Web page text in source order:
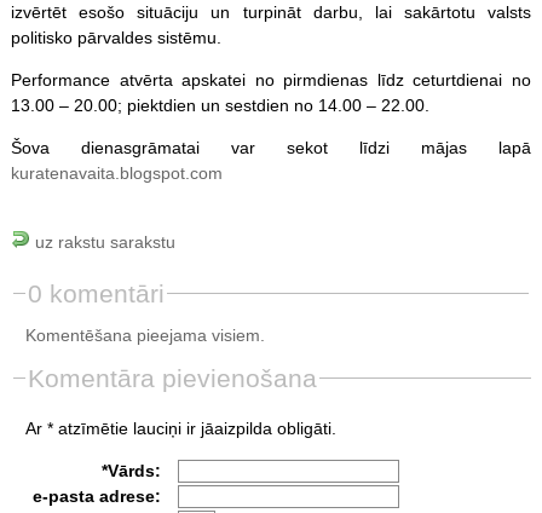
izvērtēt esošo situāciju un turpināt darbu, lai sakārtotu valsts
politisko pārvaldes sistēmu.
Performance atvērta apskatei no pirmdienas līdz ceturtdienai no
13.00 – 20.00; piektdien un sestdien no 14.00 – 22.00.
Šova dienasgrāmatai var sekot līdzi mājas lapā
kuratenavaita.blogspot.com
uz rakstu sarakstu
0 komentāri
Komentēšana pieejama visiem.
Komentāra pievienošana
Ar * atzīmētie lauciņi ir jāaizpilda obligāti.
*Vārds:
e-pasta adrese: